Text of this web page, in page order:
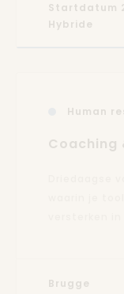
Startdatum
Hybride
Human
Coaching
Brugge